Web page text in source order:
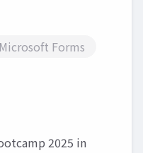
Forms
2025 in